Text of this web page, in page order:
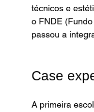
técnicos e
o FNDE
passou a
Case
A primeira